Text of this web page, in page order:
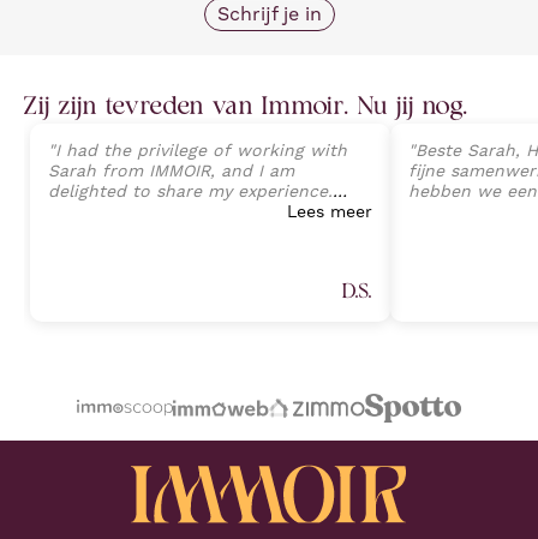
Schrijf je in
Zij zijn tevreden van Immoir. Nu jij nog.
"I had the privilege of working with
Sarah from IMMOIR, and I am
delighted to share my experience.
Sarah exhibited an exceptional level
Lees meer
D.S.
"Beste Sarah,
fijne
hebben we